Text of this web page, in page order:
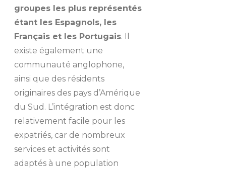
groupes les plus représentés
étant les Espagnols, les
Français et les Portugais. Il
existe également une
communauté anglophone,
ainsi que des résidents
originaires des pays d’Amérique
du Sud. L’intégration est donc
relativement facile pour les
expatriés, car de nombreux
services et activités sont
adaptés à une population